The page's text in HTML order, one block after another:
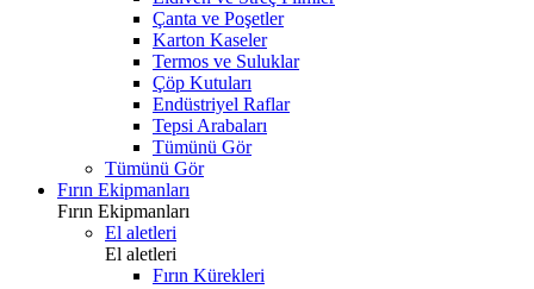
Çanta ve Poşetler
Karton Kaseler
Termos ve Suluklar
Çöp Kutuları
Endüstriyel Raflar
Tepsi Arabaları
Tümünü Gör
Tümünü Gör
Fırın Ekipmanları
Fırın Ekipmanları
El aletleri
El aletleri
Fırın Kürekleri